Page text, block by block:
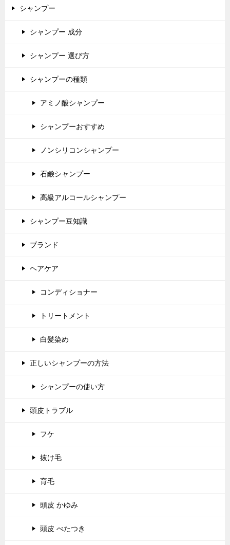
シャンプー
シャンプー 成分
シャンプー 選び方
シャンプーの種類
アミノ酸シャンプー
シャンプーおすすめ
ノンシリコンシャンプー
石鹸シャンプー
高級アルコールシャンプー
シャンプー豆知識
ブランド
ヘアケア
コンディショナー
トリートメント
白髪染め
正しいシャンプーの方法
シャンプーの使い方
頭皮トラブル
フケ
抜け毛
育毛
頭皮 かゆみ
頭皮 べたつき